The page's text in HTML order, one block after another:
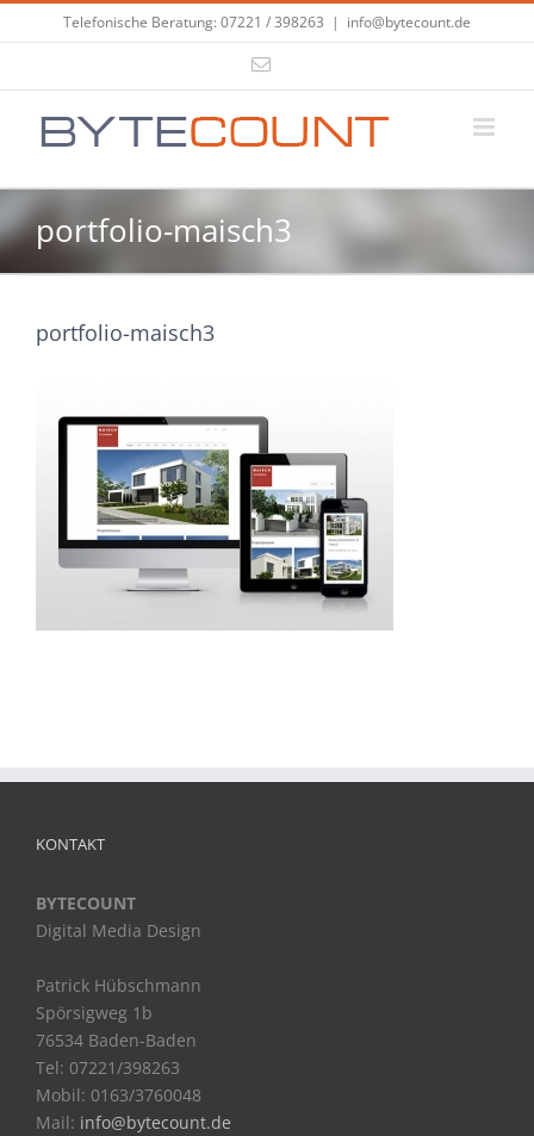
Inhalt
Telefonische Beratung: 07221 / 398263 | info@bytecount.de
E-
portfolio-maisch3
portfolio-maisch3
KONTAKT
BYTECOUNT
Digital Media Design
Patrick Hübschmann
Spörsigweg 1b
76534 Baden-Baden
Tel: 07221/398263
Mobil: 0163/3760048
Mail: info@bytecount.de